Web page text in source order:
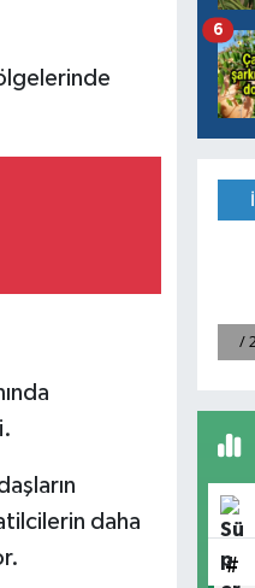
daha
6
#